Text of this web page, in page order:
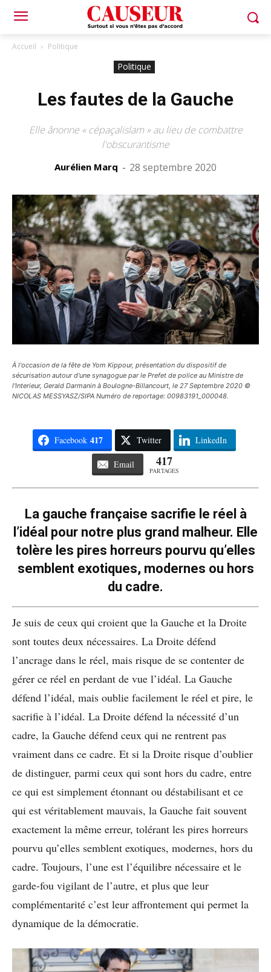
Accueil Politique
Politique
Les fautes de la Gauche
Elle ânonne « cépaçalislam » au lieu de combattre
l'obscurantisme
Aurélien Marq - 28 septembre 2020
À l'occasion de la fête de Yom Kippour, présentation du dispositif de
sécurisation autour d'une synagogue par le Prefet de police au Ministre de
l'Interieur, Gerald Darmanin à Boulogne-Billancourt, le 27 Septembre 2020 ©
NICOLAS MESSYASZ/SIPA Numéro de reportage: 00983191_000048.
Facebook 417 Twitter LinkedIn
Email 417
PARTAGES
La gauche française sacrifie le réel à
l’idéal pour notre plus grand malheur. Elle
tolère les pires horreurs pourvu qu’elles
semblent exotiques, modernes ou hors
du cadre.
Je suis de ceux qui croient que la Gauche et la Droite
sont toutes deux nécessaires. La Droite défend
l’ancrage dans le réel, mais risque de se contenter de
gérer ce réel en perdant de vue l’idéal. La Gauche
défend l’idéal, mais oublie facilement le réel et pire, le
sacrifie à l’idéal. La Droite défend la nécessité d’un
cadre, la Gauche défend ceux qui ne rentrent pas
vraiment dans ce cadre. Et si la Droite risque d’oublier
de distinguer, parmi ceux qui sont hors du cadre, entre
ce qui est simplement étonnant ou déstabilisant et ce
qui est véritablement mauvais, la Gauche fait souvent
exactement la même erreur, tolérant les pires horreurs
pourvu qu’elles semblent exotiques, modernes, hors du
cadre. Toujours, l’une est l’équilibre nécessaire et le
garde-fou vigilant de l’autre, et plus que leur
complémentarité c’est leur affrontement qui permet la
dynamique de la démocratie.